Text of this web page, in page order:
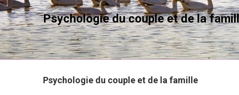
Psychologie du couple et de la
Psychologie du couple et de la famille